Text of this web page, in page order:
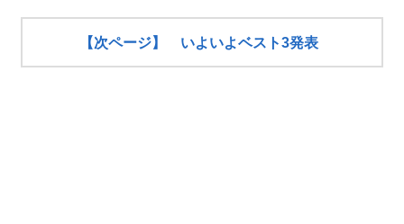
【次ページ】 いよいよベスト3発表